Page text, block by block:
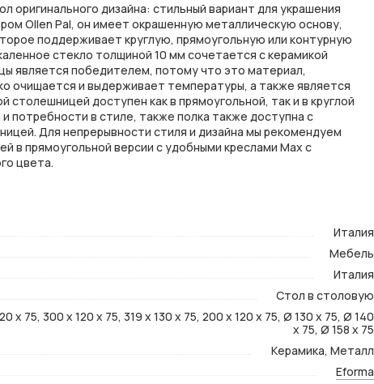
оригинального дизайна: стильный вариант для украшения
Ollen Pal, он имеет окрашенную металлическую основу,
поддерживает круглую, прямоугольную или контурную
стекло толщиной 10 мм сочетается с керамикой
является победителем, потому что это материал,
очищается и выдерживает температуры, а также является
доступен как в прямоугольной, так и в круглой
потребности в стиле, также полка также доступна с
Для непрерывности стиля и дизайна мы рекомендуем
в прямоугольной версии с удобными креслами Max с
цвета.
Италия
Мебель
Италия
Стол в столовую
x 75, 300 x 120 x 75, 319 x 130 x 75, 200 x 120 x 75, Ø 130 х 75, Ø 140
х 75, Ø 158 х 75
Керамика, Металл
Eforma